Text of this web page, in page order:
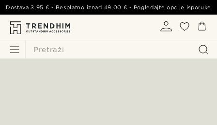
Pretraži
Dostava3,95 € - Besplatno iznad 49,00 € - Pogledajte opcije isporuke